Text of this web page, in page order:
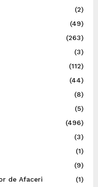
(2)
(49)
(263)
(3)
(112)
(44)
(8)
(5)
(496)
(3)
(1)
(9)
de Afaceri
(1)